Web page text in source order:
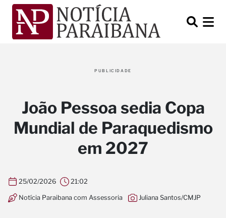
PUBLICIDADE
João Pessoa sedia Copa
Mundial de Paraquedismo
em 2027
25/02/2026 21:02
Notícia Paraibana com Assessoria Juliana Santos/CMJP